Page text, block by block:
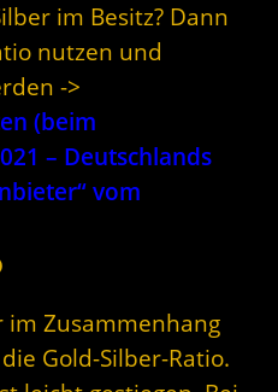
im Besitz? Dann
nutzen und
->
(beim
– Deutschlands
vom
Zusammenhang
Gold-Silber-Ratio.